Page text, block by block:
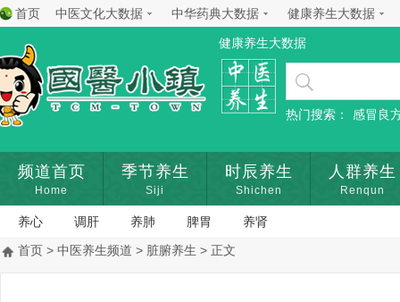
首页 中医文化大数据 中华药典大数据 健康养生大数据
健康养生大数据
热门搜索： 感冒良
频道首页
Home
季节养生
Siji
时辰养生
Shichen
人群养生
Renqun
养心 调肝 养肺 脾胃
养肾
首页 > 中医养生频道 > 脏腑养生 > 正文